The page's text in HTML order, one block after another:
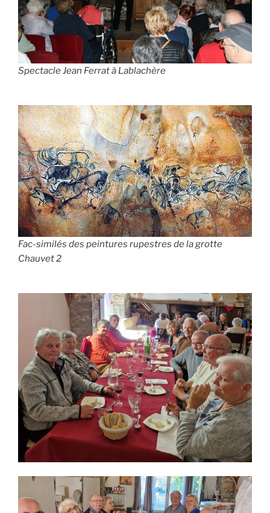
Spectacle Jean Ferrat à Lablachère
Fac-similés des peintures rupestres de la grotte
Chauvet 2